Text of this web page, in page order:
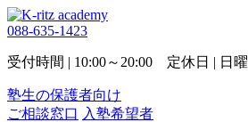
088-635-1423
受付時間 | 10:00～20:00 定休日 | 日曜
塾生の保護者向け
ご相談窓口 入塾希望者